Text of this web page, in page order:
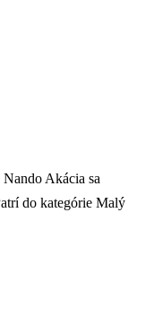
Akácia sa
do kategórie Malý